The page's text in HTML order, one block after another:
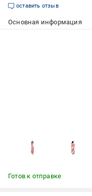
оставить отзыв
Основная информация
Готов к отправке